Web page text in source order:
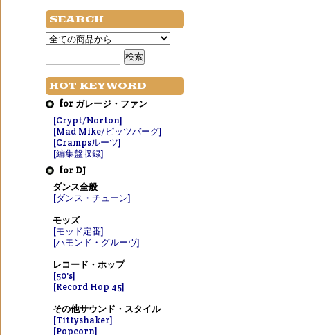
SEARCH
HOT KEYWORD
for ガレージ・ファン
[Crypt/Norton]
[Mad Mike/ピッツバーグ]
[Crampsルーツ]
[編集盤収録]
for DJ
ダンス全般
[ダンス・チューン]
モッズ
[モッド定番]
[ハモンド・グルーヴ]
レコード・ホップ
[50's]
[Record Hop 45]
その他サウンド・スタイル
[Tittyshaker]
[Popcorn]